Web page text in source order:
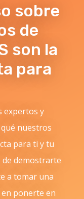
sobre
de
son la
para
expertos y
nuestros
para ti y tu
de demostrarte
a tomar una
en ponerte en